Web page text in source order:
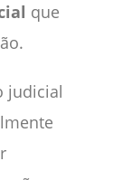
que
judicial